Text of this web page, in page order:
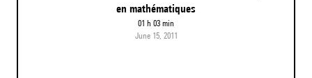
en mathématiques
01 h 03 min
June 15, 2011